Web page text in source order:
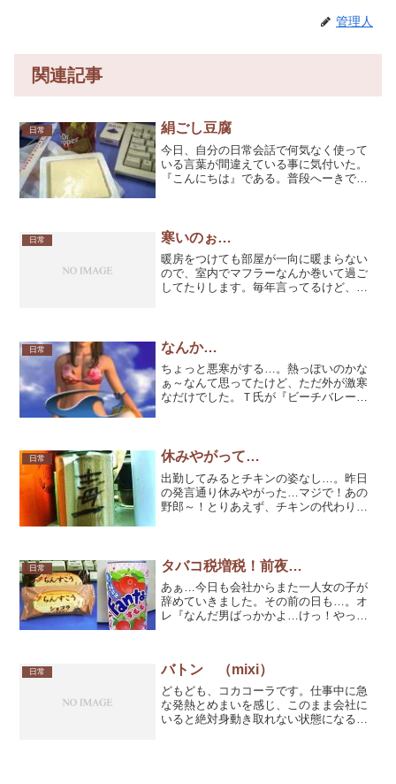
管理人
関連記事
日常 絹ごし豆腐
今日、自分の日常会話で何気なく使って
いる言葉が間違えている事に気付いた。
『こんにちは』である。普段へーきで
始まる一日。（ホントは今は...
日常 寒いのぉ…
暖房をつけても部屋が一向に暖まらない
ので、室内でマフラーなんか巻いて過ご
してたりします。毎年言ってるけど、冬
ておき、昨日電車に乗...
日常 なんか…
ちょっと悪寒がする…。熱っぽいのかな
ぁ～なんて思ってたけど、ただ外が激寒
なだけでした。Ｔ氏が『ビーチバレーの
た。正直な話、恐ろしく単...
日常 休みやがって…
出勤してみるとチキンの姿なし…。昨日
の発言通り休みやがった…マジで！あの
野郎～！とりあえず、チキンの代わりに
｀)yー~~...
日常 タバコ税増税！前夜…
あぁ…今日も会社からまた一人女の子が
辞めていきました。その前の日も…。オ
レ『なんだ男ばっかかよ…けっ！やって
直なのです！なぜにこの...
日常 バトン （mixi）
どもども、コカコーラです。仕事中に急
な発熱とめまいを感じ、このまま会社に
いると絶対身動き取れない状態になると